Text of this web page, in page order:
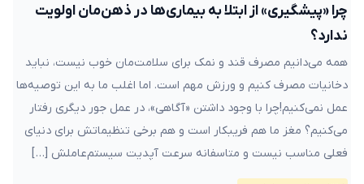
چرا «پیشگیری» از ابتلا به بیماری‌ها در ذهن‌مان اولویت
ندارد؟
همه می‌دانیم مصرف قند و نمک برای سلامت‌مان خوب نیست، نباید
دخانیات مصرف کنیم و ورزش مهم است. اما اغلب ما به این توصیه‌ها
عمل نمی‌کنیم!چرا با وجود داشتن «آگاهی»، در عمل جور دیگری رفتار
می‌کنیم؟ مغز ما هم فریبکار است و هم برخی تنظیماتش برای دنیای
فعلی مناسب نیست و متاسفانه سرعت آپدیت سیستم‌عاملش […]